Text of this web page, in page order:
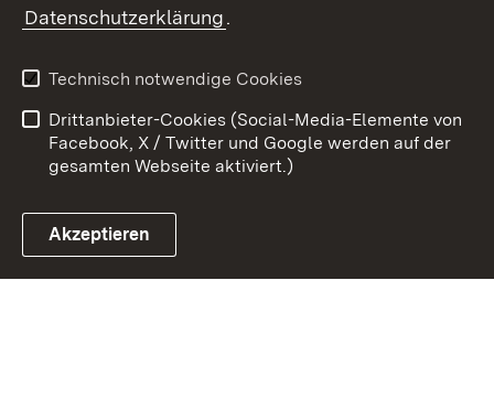
Link zum Landesportal
Kontakt
Barrierefreiheit
Impressum
Cookies
Datenschutzerklärung.
Technisch notwendige Cookies
Drittanbieter-Cookies (Social-Media-Elemente von
Facebook, X / Twitter und Google werden auf der
gesamten Webseite aktiviert.)
Akzeptieren